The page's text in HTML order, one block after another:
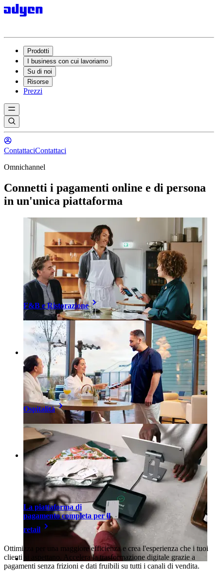
Prodotti
I business con cui lavoriamo
Su di noi
Risorse
Prezzi
ContattaciContattaci
Omnichannel
Connetti i pagamenti online e di persona
in un'unica piattaforma
F&B e Ristorazione
Ospitalità
La piattaforma di
pagamento completa per il
retail
Ottimizza per una maggiore efficienza e crea l'esperienza che i tuoi
clienti si aspettano. Accelera la trasformazione digitale grazie a
pagamenti senza frizioni e dati fruibili su tutti i canali di vendita.